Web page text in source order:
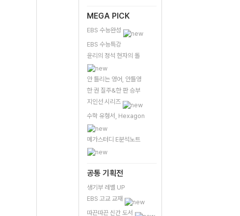
MEGA PICK
EBS 수능완성
EBS 수능특강
윤리의 정석 현자의 돌
안 틀리는 영어, 안틀영
한 권 질주&한 판 승부
지인선 시리즈
수학 유형서, Hexagon
메가스터디 E분석노트
공통 기획전
생기부 레벨 UP
EBS 고교 교재
따끈따끈 신간 도서